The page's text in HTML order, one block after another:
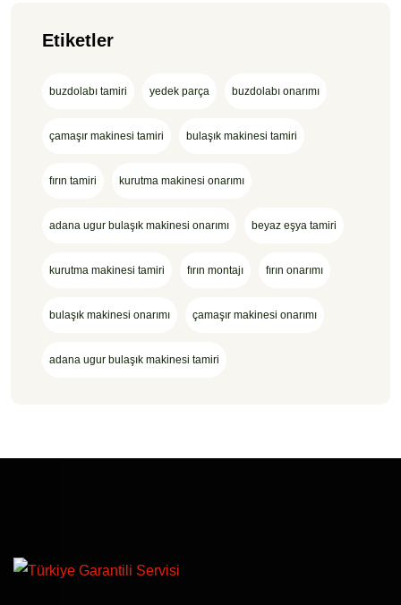
Etiketler
buzdolabı tamiri yedek parça buzdolabı onarımı
çamaşır makinesi tamiri bulaşık makinesi tamiri
fırın tamiri kurutma makinesi onarımı
adana ugur bulaşık makinesi onarımı beyaz eşya tamiri
kurutma makinesi tamiri fırın montajı fırın onarımı
bulaşık makinesi onarımı çamaşır makinesi onarımı
adana ugur bulaşık makinesi tamiri